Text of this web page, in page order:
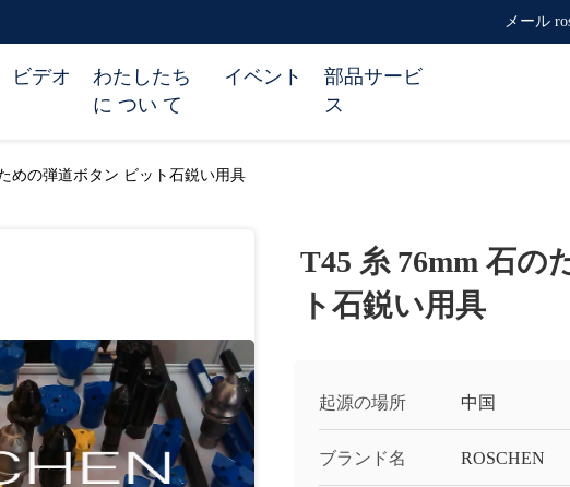
メール
ビデオ
わたしたち
に つい て
イベント
部品サービ
ス
めの弾道ボタン ビット石鋭い用具
T45 糸 76mm 石の
ト石鋭い用具
起源の場所 中国
ブランド名 ROSCHEN